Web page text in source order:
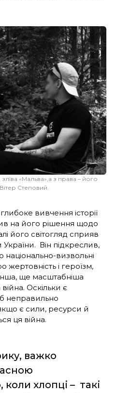
«Мальва»,а з права – його
Степовий.
вивчення історії
на його рішення щодо
його світогляд сприяв
Він підкреслив,
визвольні
жертовність і героїзм,
ще масштабніша
Оскільки є
неправильно
є сили, ресурси й
ця війна.
важко
коли хлопці – такі